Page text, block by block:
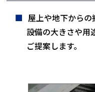
屋上や地下からの
設備の大きさや用
ご提案します。